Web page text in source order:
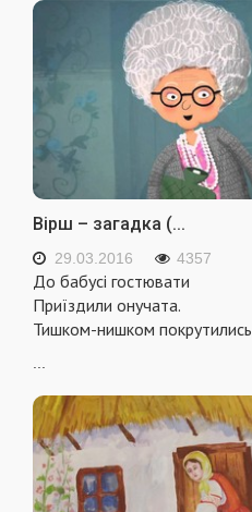
Вірш – загадка (...
29.03.2016 4357
До бабусі гостювати
Приїздили онучата.
Тишком-нишком покрутились